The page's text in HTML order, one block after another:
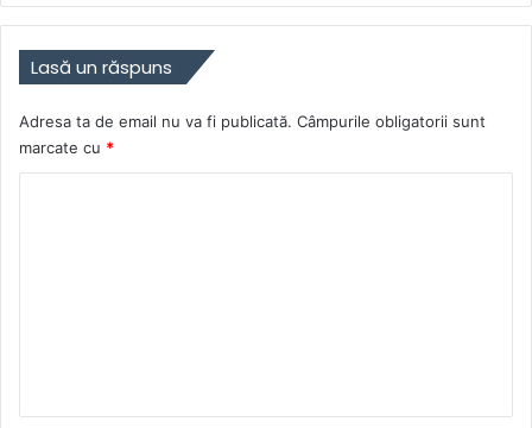
Lasă un răspuns
Adresa ta de email nu va fi publicată. Câmpurile obligatorii sunt
marcate cu *